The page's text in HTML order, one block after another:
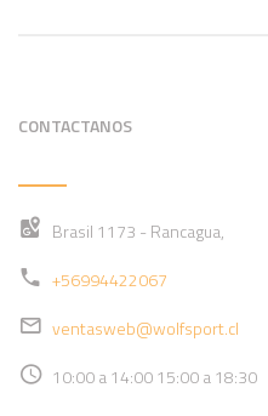
CONTACTANOS
Brasil 1173 - Rancagua,
+56994422067
ventasweb@wolfsport.cl
10:00 a 14:00 15:00 a 18:30